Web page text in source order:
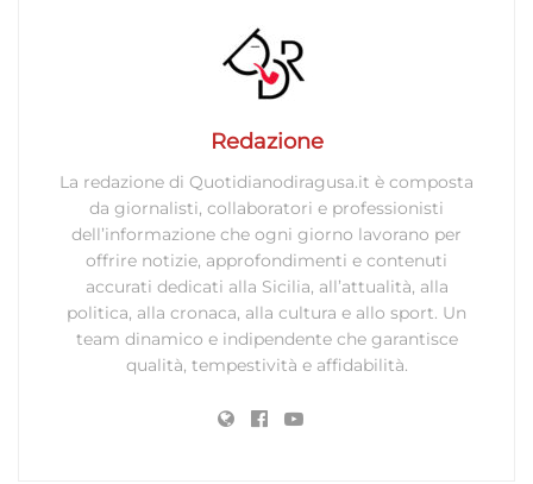
Redazione
La redazione di Quotidianodiragusa.it è composta
da giornalisti, collaboratori e professionisti
dell’informazione che ogni giorno lavorano per
offrire notizie, approfondimenti e contenuti
accurati dedicati alla Sicilia, all’attualità, alla
politica, alla cronaca, alla cultura e allo sport. Un
team dinamico e indipendente che garantisce
qualità, tempestività e affidabilità.